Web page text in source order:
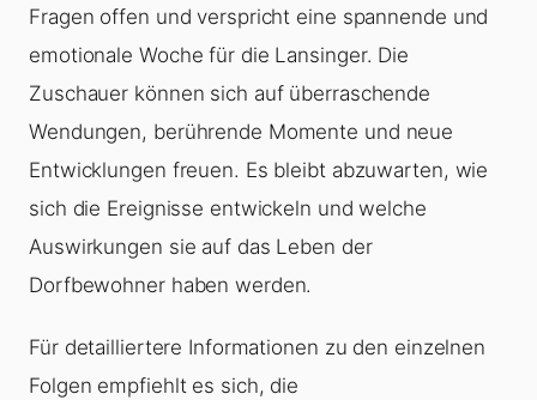
Fragen offen und verspricht eine spannende und
emotionale Woche für die Lansinger. Die
Zuschauer können sich auf überraschende
Wendungen, berührende Momente und neue
Entwicklungen freuen. Es bleibt abzuwarten, wie
sich die Ereignisse entwickeln und welche
Auswirkungen sie auf das Leben der
Dorfbewohner haben werden.
Für detailliertere Informationen zu den einzelnen
Folgen empfiehlt es sich, die